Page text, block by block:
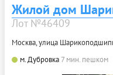
Жилой дом
Лот №46409
Москва, улица
м. Дубровка 7 мин. пешком